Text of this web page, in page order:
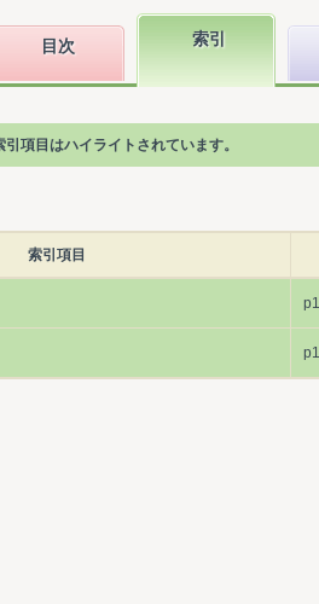
目次 索引
項目はハイライトされています。
索引項目